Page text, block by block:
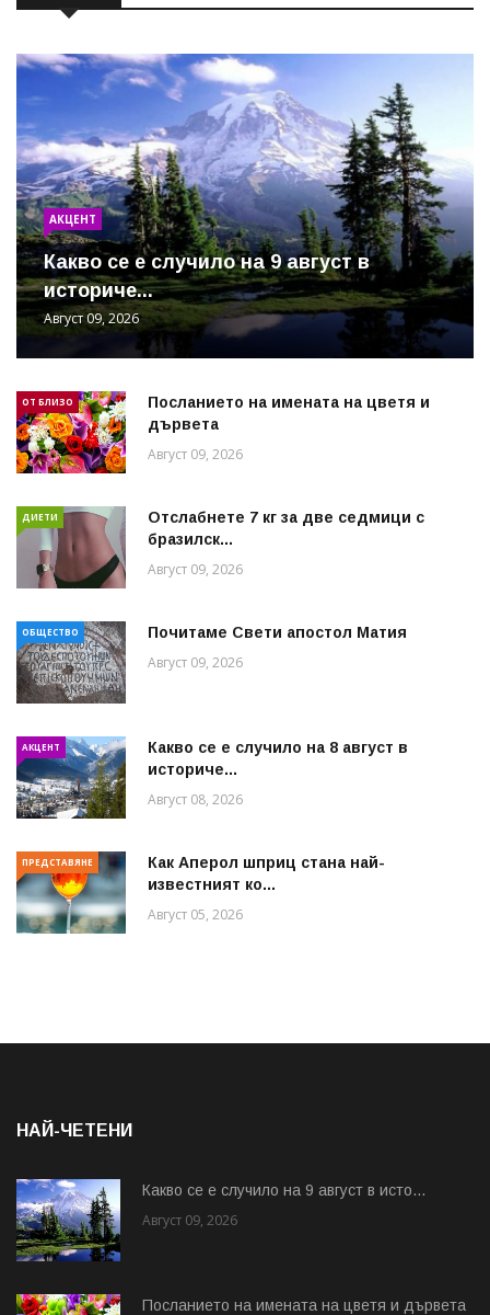
АКЦЕНТ
Какво се е случило на 9 август в
историче...
Август 09, 2026
ОТ БЛИЗО
Посланието на имената на цветя и
дървета
Август 09, 2026
ДИЕТИ
Отслабнете 7 кг за две седмици с
бразилск...
Август 09, 2026
ОБЩЕСТВО Почитаме Свети апостол Матия
Август 09, 2026
АКЦЕНТ
Какво се е случило на 8 август в
историче...
Август 08, 2026
ПРЕДСТАВЯНЕ
Как Аперол шприц стана най-
известният ко...
Август 05, 2026
НАЙ-ЧЕТЕНИ
Какво се е случило на 9 август в исто...
Август 09, 2026
Посланието на имената на цветя и дървета